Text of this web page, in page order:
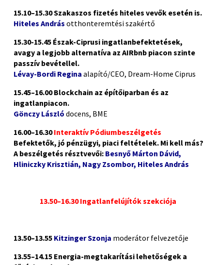
15.10–15.30 Szakaszos fizetés hiteles vevők esetén is.
Hiteles András otthonteremtési szakértő
15.30-15.45 Észak-Ciprusi ingatlanbefektetések,
avagy a legjobb alternatíva az AIRbnb piacon szinte
passzív bevétellel.
Lévay-Bordi Regina alapító/CEO, Dream-Home Ciprus
15.45–16.00 Blockchain az építőiparban és az
ingatlanpiacon.
Gönczy László docens, BME
16.00–16.30Interaktív Pódiumbeszélgetés
Befektetők, jó pénzügyi, piaci feltételek. Mi kell más?
A beszélgetés résztvevői: Besnyő Márton Dávid,
Hliniczky Krisztián, Nagy Zsombor, Hiteles András
13.50–16.30 Ingatlanfelújítók szekciója
13.50–13.55 Kitzinger Szonja moderátor felvezetője
13.55–14.15 Energia-megtakarítási lehetőségek a